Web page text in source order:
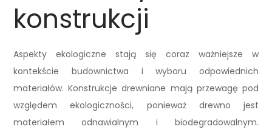
konstrukcji
Aspekty ekologiczne stają się coraz ważniejsze w
kontekście budownictwa i wyboru odpowiednich
materiałów. Konstrukcje drewniane mają przewagę pod
względem ekologiczności, ponieważ drewno jest
materiałem odnawialnym i biodegradowalnym.